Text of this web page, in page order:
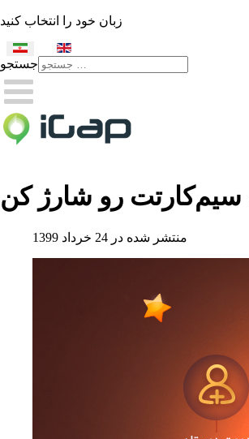
زبان خود را انتخاب کنید
جستجو
سیم‌کارتت رو شارژ کن
منتشر شده در 24 خرداد 1399